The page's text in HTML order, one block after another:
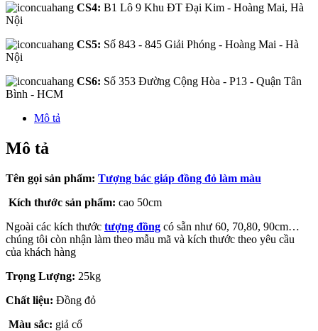
CS4: B1 Lô 9 Khu ĐT Đại Kim - Hoàng Mai, Hà
Nội
CS5: Số 843 - 845 Giải Phóng - Hoàng Mai - Hà
Nội
CS6: Số 353 Đường Cộng Hòa - P13 - Quận Tân
Bình - HCM
Mô tả
Mô tả
Tên gọi sản phẩm: Tượng bác giáp đồng đỏ làm màu
Kích thước sản phẩm: cao 50cm
Ngoài các kích thước tượng đồng có sẵn như 60, 70,80, 90cm…
chúng tôi còn nhận làm theo mẫu mã và kích thước theo yêu cầu
của khách hàng
Trọng Lượng: 25kg
Chất liệu: Đồng đỏ
Màu sắc: giả cổ